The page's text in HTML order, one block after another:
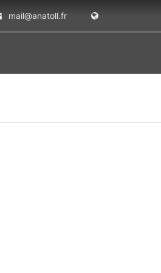
mail@anatoll.fr